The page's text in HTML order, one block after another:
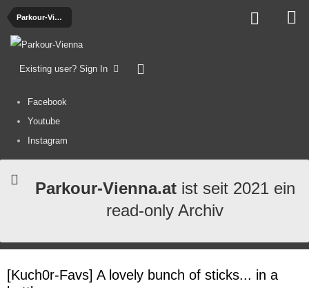
Parkour-Videos
Existing user? Sign In
Facebook
Youtube
Instagram
Parkour-Vienna.atist seit 2021 ein
read-only Archiv
[Kuch0r-Favs] A lovely bunch of sticks... in a